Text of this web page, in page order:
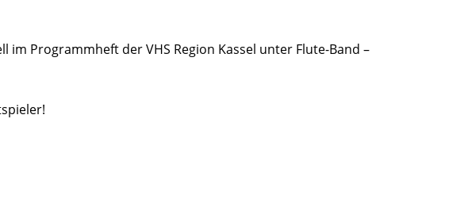
Programmheft der VHS Region Kassel unter Flute-Band –